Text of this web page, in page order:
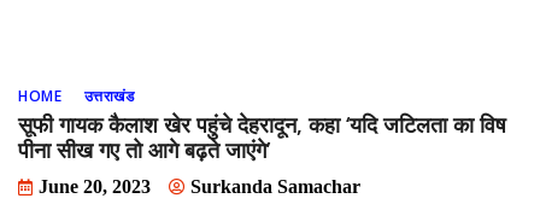
HOME उत्तराखंड
सूफी गायक कैलाश खेर पहुंचे देहरादून, कहा ‘यदि जटिलता का विष
पीना सीख गए तो आगे बढ़ते जाएंगे’
June 20, 2023 Surkanda Samachar